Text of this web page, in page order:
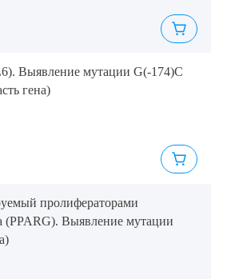
Выявление мутации G(-174)C
гена)
пролифераторами
(PPARG). Выявление мутации